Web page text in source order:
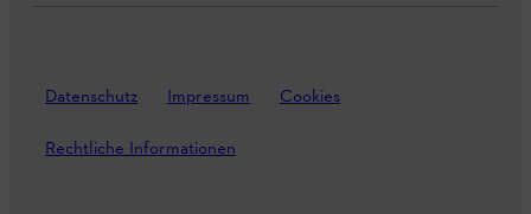
Datenschutz Impressum Cookies
Rechtliche Informationen